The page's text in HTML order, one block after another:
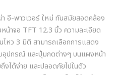
า อี-พาวเวอร์ ใหม่ ทันสมัยสอดคล้อง
าจอ TFT 12.3 นิ้ว ความละเอียด
หว 3 มิติ สามารถเลือกการแสดง
อุปกรณ์ และปุ่มกดต่างๆ บนแผงหน้า
งได้ง่าย และปลอดภัยไปในตัว